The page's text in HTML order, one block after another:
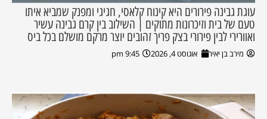
עוגת גבינה פירורים היא קינוח קלאסי, חגיגי ומפנק שמביא איתו
טעם של בית וזיכרונות מתוקים | השילוב בין קרם גבינה עשיר
ואוורירי לבין פירורי בצק פריך זהובים יוצר מרקם מושלם בכל ביס
מירב בן יאיר אוגוסט 4, 2026 9:45 pm